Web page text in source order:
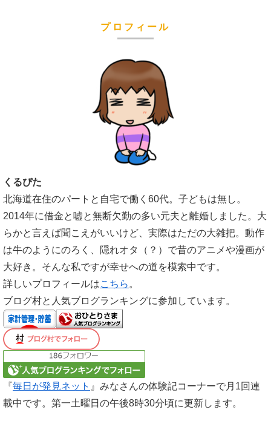
プロフィール
くるぴた
北海道在住のパートと自宅で働く60代。子どもは無し。
2014年に借金と嘘と無断欠勤の多い元夫と離婚しました。大
らかと言えば聞こえがいいけど、実際はただの大雑把。動作
は牛のようにのろく、隠れオタ（？）で昔のアニメや漫画が
大好き。そんな私ですが幸せへの道を模索中です。
詳しいプロフィールはこちら 。
ブログ村と人気ブログランキングに参加しています。
『毎日が発見ネット 』みなさんの体験記コーナーで月1回連
載中です。第一土曜日の午後8時30分頃に更新します。